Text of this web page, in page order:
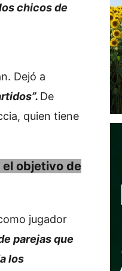
chicos de
Dejó a
De
quien tiene
el objetivo de
jugador
parejas que
los